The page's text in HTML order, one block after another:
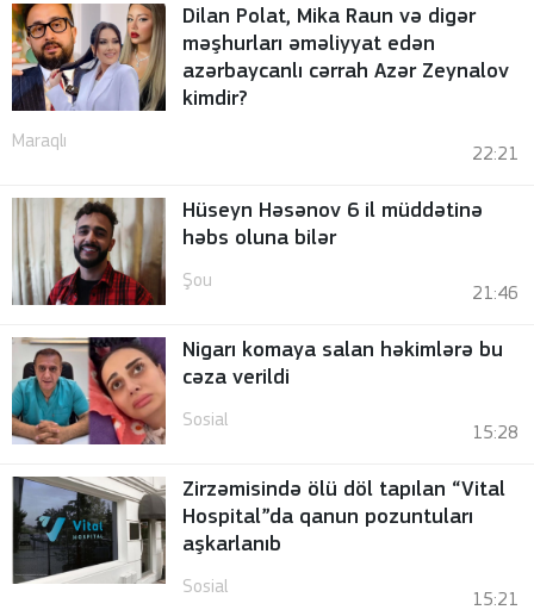
Dilan Polat, Mika Raun və digər
məşhurları əməliyyat edən
azərbaycanlı cərrah Azər Zeynalov
kimdir?
Maraqlı
22:21
Hüseyn Həsənov 6 il müddətinə
həbs oluna bilər
Şou
21:46
Nigarı komaya salan həkimlərə bu
cəza verildi
Sosial
15:28
Zirzəmisində ölü döl tapılan “Vital
Hospital”da qanun pozuntuları
aşkarlanıb
Sosial
15:21